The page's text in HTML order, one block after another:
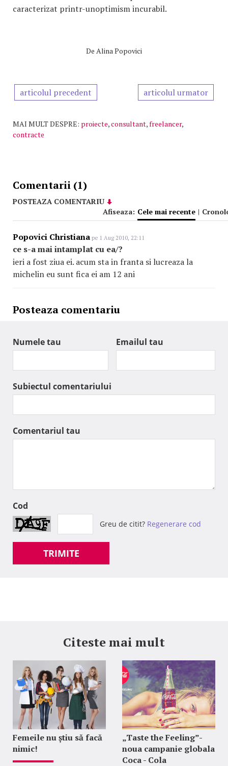
caracterizat printr-unoptimism incurabil.
De Alina Popovici
articolul precedent articolul urmator
MAI MULT DESPRE: proiecte,consultant,freelancer,
contracte
Comentarii (1)
POSTEAZA COMENTARIU
Afiseaza: Cele mai recente |
Popovici Christiana pe 1 Aug 2010, 22:11
ce s-a mai intamplat cu ea/?
ieri a fost ziua ei. acum sta in franta si lucreaza la
michelin eu sunt fica ei am 12 ani
Posteaza comentariu
Numele tau Emailul tau
Subiectul comentariului
Comentariul tau
Cod
Greu de citit? Regenerare cod
TRIMITE
Citeste mai mult
Femeile nu știu să facă
nimic!
„Taste the Feeling”-
noua campanie globala
Coca - Cola